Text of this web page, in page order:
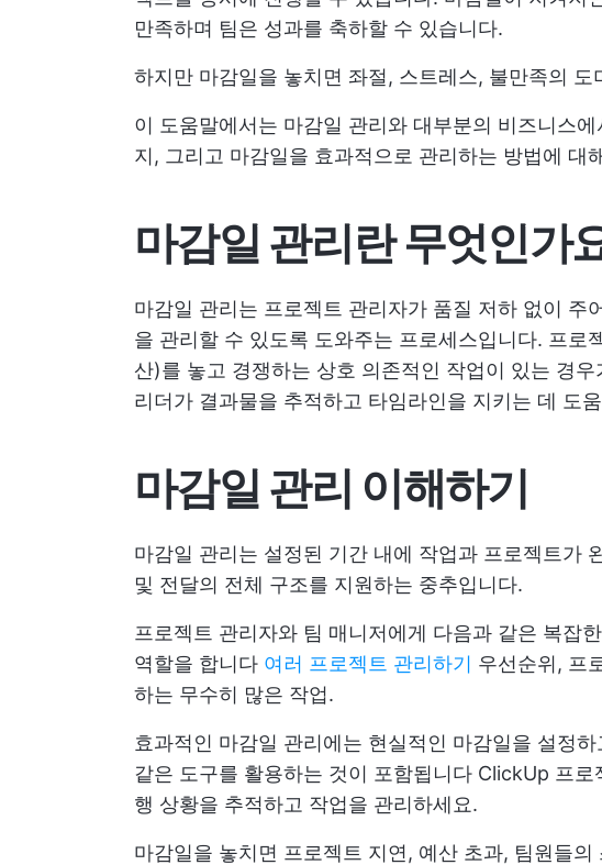
만족하며 팀은 성과를 축하할 수 있습니다.
하지만 마감일을 놓치면 좌절, 스트레스, 불만족의
이 도움말에서는 마감일 관리와 대부분의 비즈니스
지, 그리고 마감일을 효과적으로 관리하는 방법에 대
마감일 관리란 무엇인가
마감일 관리는 프로젝트 관리자가 품질 저하 없이 주
을 관리할 수 있도록 도와주는 프로세스입니다. 프로
산)를 놓고 경쟁하는 상호 의존적인 작업이 있는 경
리더가 결과물을 추적하고 타임라인을 지키는 데 도
마감일 관리 이해하기
마감일 관리는 설정된 기간 내에 작업과 프로젝트가
및 전달의 전체 구조를 지원하는 중추입니다.
프로젝트 관리자와 팀 매니저에게 다음과 같은 복잡
역할을 합니다 여러 프로젝트 관리하기 우선순위, 프
하는 무수히 많은 작업.
효과적인 마감일 관리에는 현실적인 마감일을 설정
같은 도구를 활용하는 것이 포함됩니다 ClickUp 프로
행 상황을 추적하고 작업을 관리하세요.
마감일을 놓치면 프로젝트 지연, 예산 초과, 팀원들